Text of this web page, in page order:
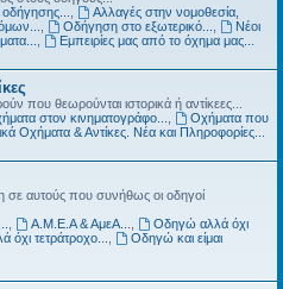
οδήγησης...
Αλλαγές στην νομοθεσία,
Οδήγηση στο εξωτερικό...
Νέοι
Εμπειρίες μας από το όχημα μας...
που θεωρούνται ιστορικά ή αντίκεες...
στον κινηματογράφο...
Οχήματα που
Οχήματα & Αντίκες. Νέα και Πληροφορίες...
σε αυτούς που συνήθως οι οδηγοί
Α.Μ.Ε.Α & ΑμεΑ...
Οδηγώ αλλά όχι
τετράτροχο...
Οδηγώ και είμαι